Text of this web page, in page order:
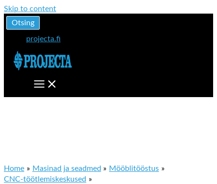
Skip to content
Otsing
projecta.fi
Home Masinad ja seadmed
Mööblitööstus
CNC-töötlemiskeskused